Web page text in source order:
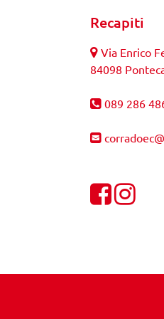
Recapiti
Via Enrico
84098
089 286